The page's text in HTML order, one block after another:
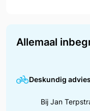
Allemaal
Deskundig advies
Bij Jan